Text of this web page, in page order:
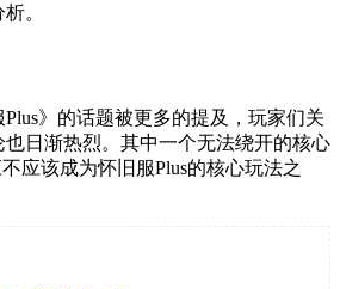
。
》的话题被更多的提及，玩家们关
日渐热烈。其中一个无法绕开的核心
应该成为怀旧服Plus的核心玩法之